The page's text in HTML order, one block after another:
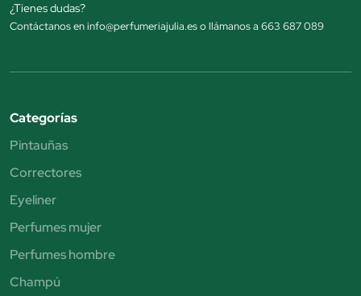
¿Tienes dudas?
Contáctanos en info@perfumeriajulia.es o llámanos a 663 687 089
Categorías
Pintauñas
Correctores
Eyeliner
Perfumes mujer
Perfumes hombre
Champú